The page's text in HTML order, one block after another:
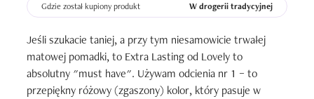
Gdzie został kupiony produkt W drogerii tradycyjnej
Jeśli szukacie taniej, a przy tym niesamowicie trwałej
matowej pomadki, to Extra Lasting od Lovely to
absolutny "must have". Używam odcienia nr 1 – to
przepiękny różowy (zgaszony) kolor, który pasuje w